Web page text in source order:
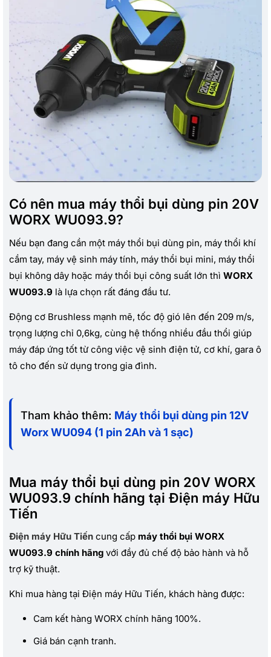
Có nên mua máy thổi bụi dùng pin 20V
WORX WU093.9?
Nếu bạn đang cần một máy thổi bụi dùng pin, máy thổi khí
cầm tay, máy vệ sinh máy tính, máy thổi bụi mini, máy thổi
bụi không dây hoặc máy thổi bụi công suất lớn thì WORX
WU093.9 là lựa chọn rất đáng đầu tư.
Động cơ Brushless mạnh mẽ, tốc độ gió lên đến 209 m/s,
trọng lượng chỉ 0,6kg, cùng hệ thống nhiều đầu thổi giúp
máy đáp ứng tốt từ công việc vệ sinh điện tử, cơ khí, gara ô
tô cho đến sử dụng trong gia đình.
Tham khảo thêm: Máy thổi bụi dùng pin 12V
Worx WU094 (1 pin 2Ah và 1 sạc)
Mua máy thổi bụi dùng pin 20V WORX
WU093.9 chính hãng tại Điện máy Hữu
Tiến
Điện máy Hữu Tiến cung cấp máy thổi bụi WORX
WU093.9 chính hãng với đầy đủ chế độ bảo hành và hỗ
trợ kỹ thuật.
Khi mua hàng tại Điện máy Hữu Tiến, khách hàng được:
Cam kết hàng WORX chính hãng 100%.
Giá bán cạnh tranh.